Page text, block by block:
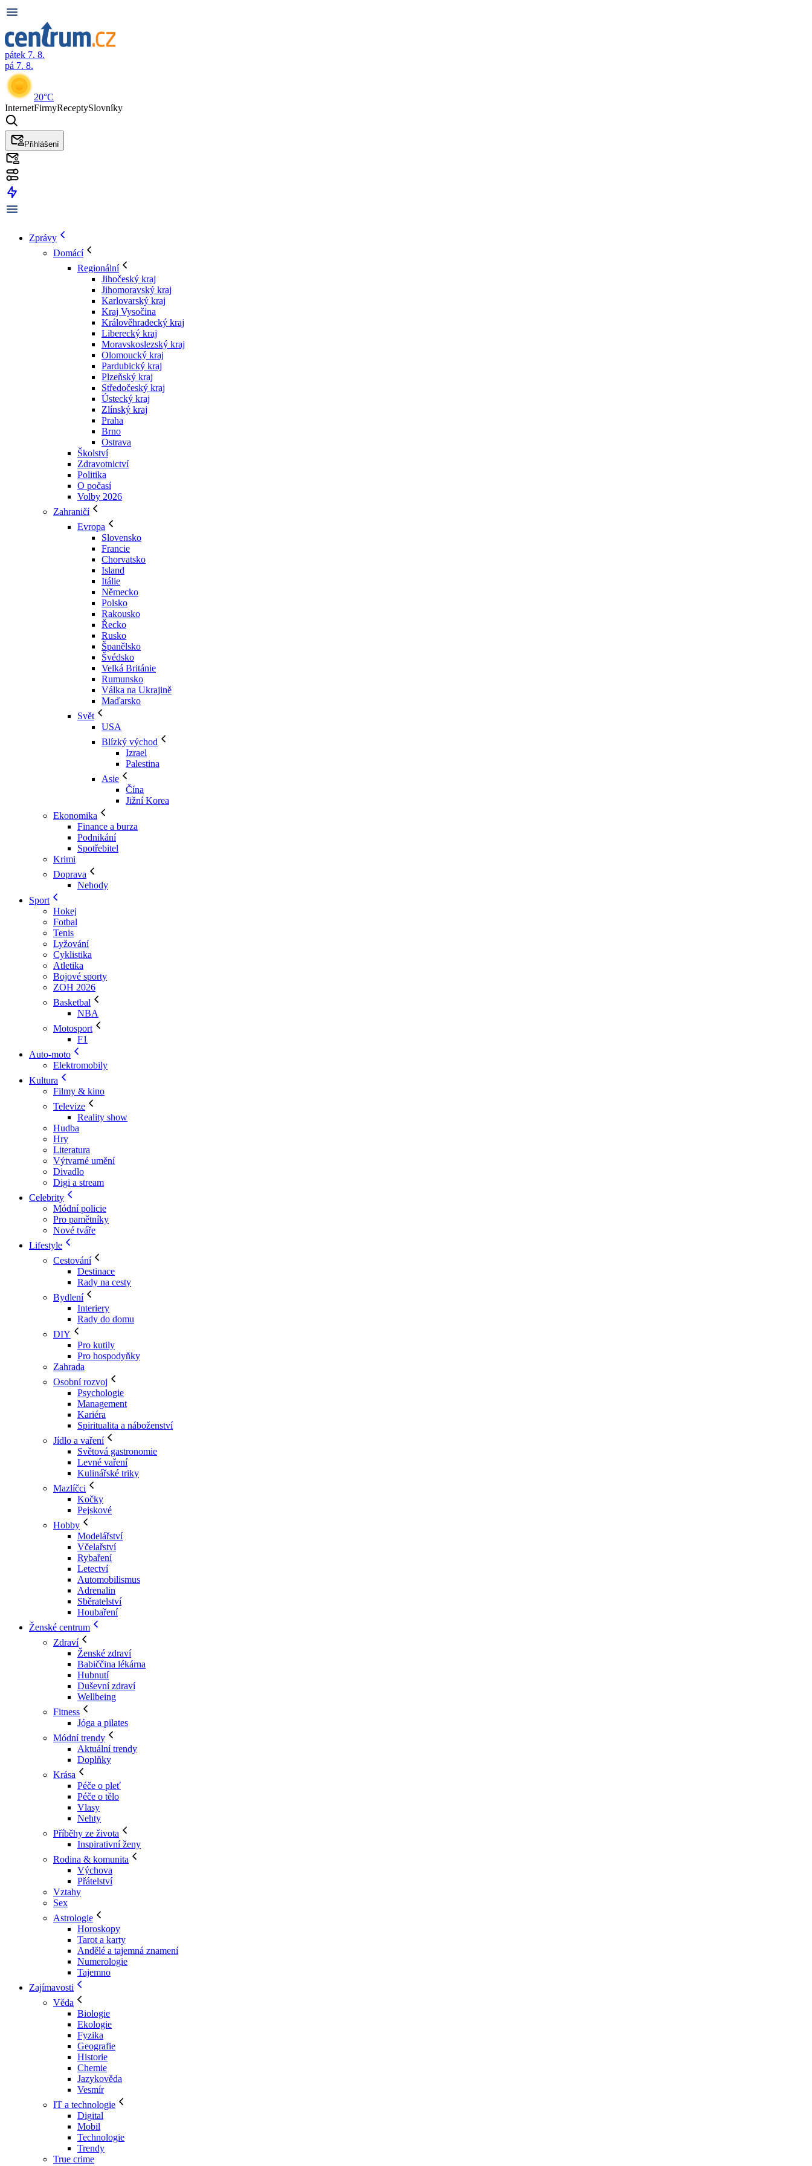
pátek 7. 8.
pá 7. 8.
20°C
InternetFirmyReceptySlovníky
Přihlášení
Zprávy
Domácí
Regionální
Jihočeský kraj
Jihomoravský kraj
Karlovarský kraj
Kraj Vysočina
Králověhradecký kraj
Liberecký kraj
Moravskoslezský kraj
Olomoucký kraj
Pardubický kraj
Plzeňský kraj
Středočeský kraj
Ústecký kraj
Zlínský kraj
Praha
Brno
Ostrava
Školství
Zdravotnictví
Politika
O počasí
Volby 2026
Zahraničí
Evropa
Slovensko
Francie
Chorvatsko
Island
Itálie
Německo
Polsko
Rakousko
Řecko
Rusko
Španělsko
Švédsko
Velká Británie
Rumunsko
Válka na Ukrajině
Maďarsko
Svět
USA
Blízký východ
Izrael
Palestina
Asie
Čína
Jižní Korea
Ekonomika
Finance a burza
Podnikání
Spotřebitel
Krimi
Doprava
Nehody
Sport
Hokej
Fotbal
Tenis
Lyžování
Cyklistika
Atletika
Bojové sporty
ZOH 2026
Basketbal
NBA
Motosport
F1
Auto-moto
Elektromobily
Kultura
Filmy & kino
Televize
Reality show
Hudba
Hry
Literatura
Výtvarné umění
Divadlo
Digi a stream
Celebrity
Módní policie
Pro pamětníky
Nové tváře
Lifestyle
Cestování
Destinace
Rady na cesty
Bydlení
Interiery
Rady do domu
DIY
Pro kutily
Pro hospodyňky
Zahrada
Osobní rozvoj
Psychologie
Management
Kariéra
Spiritualita a náboženství
Jídlo a vaření
Světová gastronomie
Levné vaření
Kulinářské triky
Mazlíčci
Kočky
Pejskové
Hobby
Modelářství
Včelařství
Rybaření
Letectví
Automobilismus
Adrenalin
Sběratelství
Houbaření
Ženské centrum
Zdraví
Ženské zdraví
Babiččina lékárna
Hubnutí
Duševní zdraví
Wellbeing
Fitness
Jóga a pilates
Módní trendy
Aktuální trendy
Doplňky
Krása
Péče o pleť
Péče o tělo
Vlasy
Nehty
Příběhy ze života
Inspirativní ženy
Rodina & komunita
Výchova
Přátelství
Vztahy
Sex
Astrologie
Horoskopy
Tarot a karty
Andělé a tajemná znamení
Numerologie
Tajemno
Zajímavosti
Věda
Biologie
Ekologie
Fyzika
Geografie
Historie
Chemie
Jazykověda
Vesmír
IT a technologie
Digital
Mobil
Technologie
Trendy
True crime